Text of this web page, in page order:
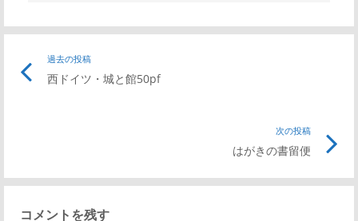
ビ
過去の投稿
西ドイツ・城と館50pf
リ
次の投稿
はがきの書留便
記
コメントを残す